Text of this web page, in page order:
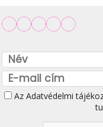
Az Adatvédelmi